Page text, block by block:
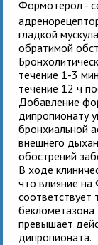
Формотерол -
гладкой
обратимой
течение 1-3
течение 12 ч
Добавление
дипропионату
бронхиальной
внешнего
обострений
В ходе
что влияние
превышает
дипропионата.